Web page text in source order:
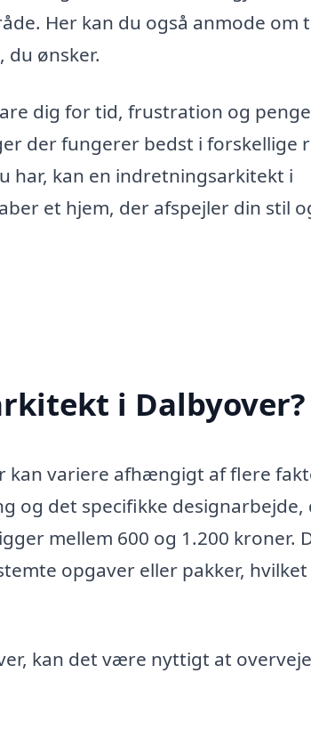
Her kan du også anmode om
ønsker.
dig for tid, frustration og
der fungerer bedst i forskellige
har, kan en indretningsarkitekt i
et hjem, der afspejler din stil
i Dalbyover?
kan variere afhængigt af flere
og det specifikke designarbejde,
mellem 600 og 1.200 kroner.
opgaver eller pakker, hvilket
kan det være nyttigt at overveje